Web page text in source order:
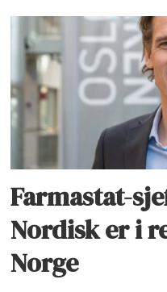
Farmastat-
Nordisk er i
Norge